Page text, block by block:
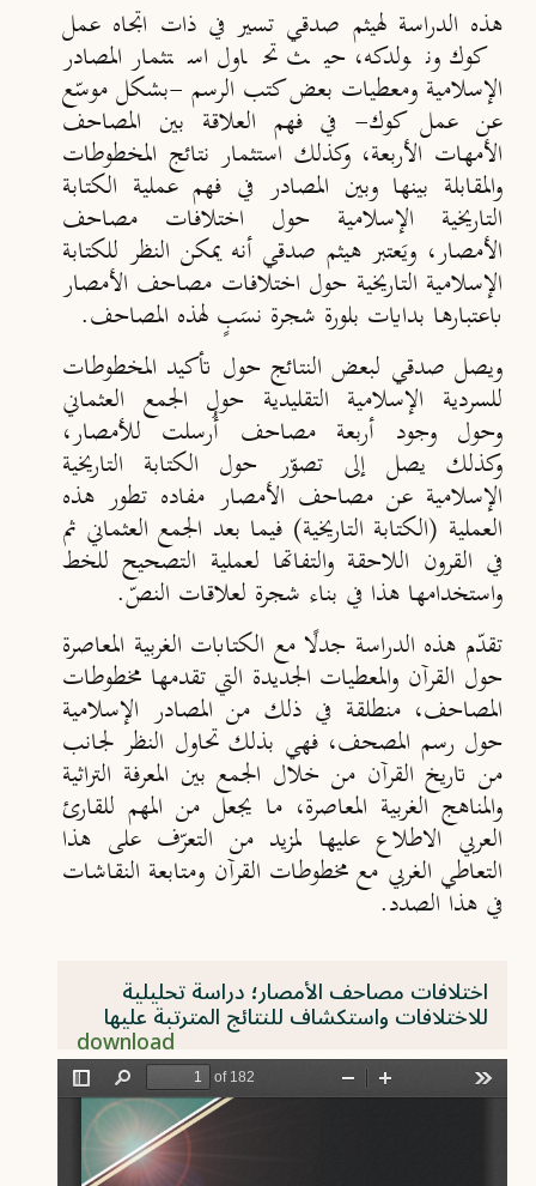
هذه الدراسة لهيثم صدقي تسير في ذات اتجاه عمل
كوك ونولدكه، حيث تحاول استثمار المصادر
الإسلامية ومعطيات بعض كتب الرسم -بشكل موسّع
عن عمل كوك- في فهم العلاقة بين المصاحف
الأمهات الأربعة، وكذلك استثمار نتائج المخطوطات
والمقابلة بينها وبين المصادر في فهم عملية الكتابة
التاريخية الإسلامية حول اختلافات مصاحف
الأمصار، ويَعتبر هيثم صدقي أنه يمكن النظر للكتابة
الإسلامية التاريخية حول اختلافات مصاحف الأمصار
باعتبارها بدايات بلورة شجرة نسَبٍ لهذه المصاحف.
ويصل صدقي لبعض النتائج حول تأكيد المخطوطات
للسردية الإسلامية التقليدية حول الجمع العثماني
وحول وجود أربعة مصاحف أُرسلت للأمصار،
وكذلك يصل إلى تصوّر حول الكتابة التاريخية
الإسلامية عن مصاحف الأمصار مفاده تطور هذه
العملية (الكتابة التاريخية) فيما بعد الجمع العثماني ثم
في القرون اللاحقة والتفاتها لعملية التصحيح للخط
واستخدامها هذا في بناء شجرة لعلاقات النصّ.
تقدّم هذه الدراسة جدلًا مع الكتابات الغربية المعاصرة
حول القرآن والمعطيات الجديدة التي تقدمها مخطوطات
المصاحف، منطلقة في ذلك من المصادر الإسلامية
حول رسم المصحف، فهي بذلك تحاول النظر لجانب
من تاريخ القرآن من خلال الجمع بين المعرفة التراثية
والمناهج الغربية المعاصرة، ما يجعل من المهم للقارئ
العربي الاطلاع عليها لمزيد من التعرّف على هذا
التعاطي الغربي مع مخطوطات القرآن ومتابعة النقاشات
في هذا الصدد.
اختلافات مصاحف الأمصار؛ دراسة تحليلية
للاختلافات واستكشاف للنتائج المترتبة عليها
download